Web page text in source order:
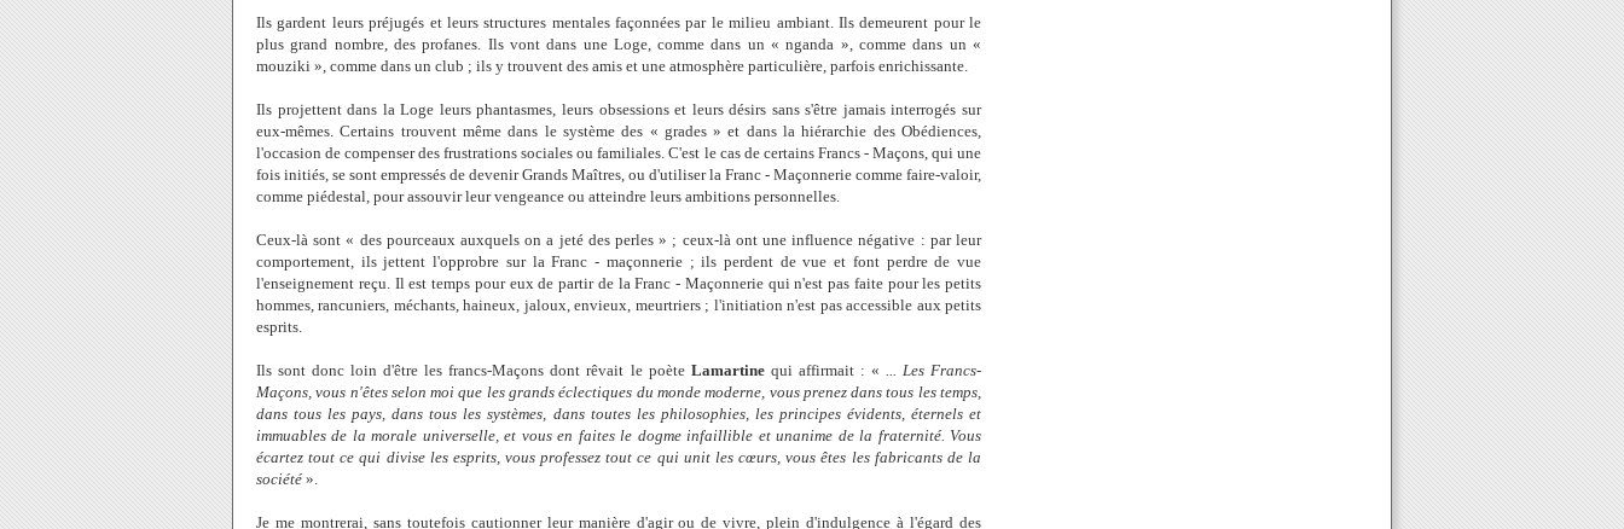
Ils gardent leurs préjugés et leurs structures mentales façonnées par le milieu ambiant. Ils demeurent pour le
plus grand nombre, des profanes. Ils vont dans une Loge, comme dans un « nganda », comme dans un «
mouziki », comme dans un club ; ils y trouvent des amis et une atmosphère particulière, parfois enrichissante.
Ils projettent dans la Loge leurs phantasmes, leurs obsessions et leurs désirs sans s'être jamais interrogés sur
eux-mêmes. Certains trouvent même dans le système des « grades » et dans la hiérarchie des Obédiences,
l'occasion de compenser des frustrations sociales ou familiales. C'est le cas de certains Francs - Maçons, qui une
fois initiés, se sont empressés de devenir Grands Maîtres, ou d'utiliser la Franc - Maçonnerie comme faire-valoir,
comme piédestal, pour assouvir leur vengeance ou atteindre leurs ambitions personnelles.
Ceux-là sont « des pourceaux auxquels on a jeté des perles » ; ceux-là ont une influence négative : par leur
comportement, ils jettent l'opprobre sur la Franc - maçonnerie ; ils perdent de vue et font perdre de vue
l'enseignement reçu. Il est temps pour eux de partir de la Franc - Maçonnerie qui n'est pas faite pour les petits
hommes, rancuniers, méchants, haineux, jaloux, envieux, meurtriers ; l'initiation n'est pas accessible aux petits
esprits.
Ils sont donc loin d'être les francs-Maçons dont rêvait le poète Lamartinequi affirmait : « ... Les Francs-
Maçons, vous n'êtes selon moi que les grands éclectiques du monde moderne, vous prenez dans tous les temps,
dans tous les pays, dans tous les systèmes, dans toutes les philosophies, les principes évidents, éternels et
immuables de la morale universelle, et vous en faites le dogme infaillible et unanime de la fraternité. Vous
écartez tout ce qui divise les esprits, vous professez tout ce qui unit les cœurs, vous êtes les fabricants de la
société ».
Je me montrerai, sans toutefois cautionner leur manière d'agir ou de vivre, plein d'indulgence à l'égard des